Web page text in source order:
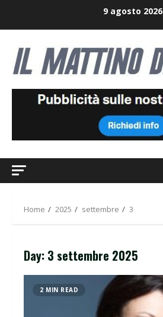
9 agosto 2026
Home 2025 settembre 3
Day: 3 settembre 2025
2 MIN READ